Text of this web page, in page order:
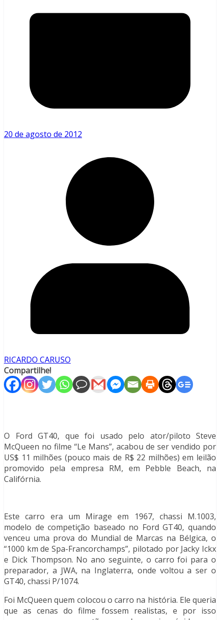
20 de agosto de 2012
RICARDO CARUSO
Compartilhe!
O Ford GT40, que foi usado pelo ator/piloto Steve
McQueen no filme “Le Mans”, acabou de ser vendido por
US$ 11 milhões (pouco mais de R$ 22 milhões) em leilão
promovido pela empresa RM, em Pebble Beach, na
Califórnia.
Este carro era um Mirage em 1967, chassi M.1003,
modelo de competição baseado no Ford GT40, quando
venceu uma prova do Mundial de Marcas na Bélgica, o
“1000 km de Spa-Francorchamps”, pilotado por Jacky Ickx
e Dick Thompson. No ano seguinte, o carro foi para o
preparador, a JWA, na Inglaterra, onde voltou a ser o
GT40, chassi P/1074.
Foi McQueen quem colocou o carro na história. Ele queria
que as cenas do filme fossem realistas, e por isso